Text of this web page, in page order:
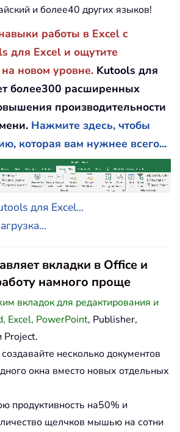
= InputBox("Type in
MyInput = "" Then Exit
Resume
и более40 других языков!
работы в Excel с
для Excel и ощутите
новом уровне. Kutools для
более300 расширенных
производительности
Нажмите здесь, чтобы
которая вам нужнее всего...
для Excel...
вкладки в Office и
намного проще
вкладок для редактирования и
Excel, PowerPoint, Publisher,
Project.
несколько документов
окна вместо новых отдельных
продуктивность на50% и
щелчков мышью на сотни